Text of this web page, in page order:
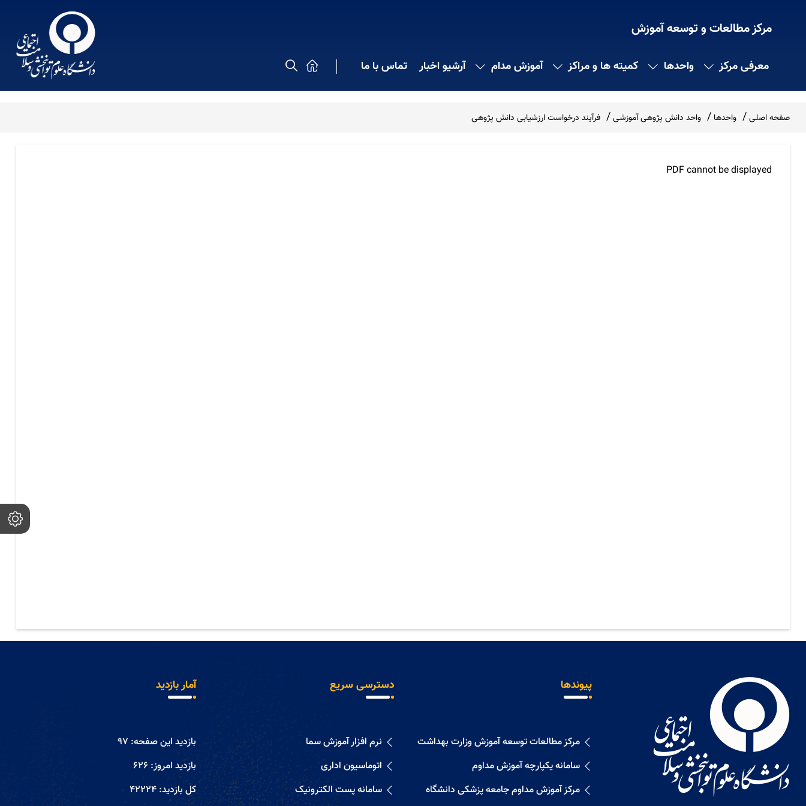
مرکز مطالعات و توسعه آموزش
معرفی مرکز واحدها کمیته ها و مراکز آموزش مدام آرشیو اخبار تماس با ما
صفحه اصلی واحدها واحد دانش پژوهی آموزشی فرآیند درخواست ارزشیابی دانش پژوهی
PDF cannot be displayed
پیوندها
مرکز مطالعات توسعه آموزش وزارت بهداشت
سامانه یکپارچه آموزش مداوم
مرکز آموزش مداوم جامعه پزشکی دانشگاه
دسترسی سریع
نرم افزار آموزش سما
اتوماسیون اداری
سامانه پست الکترونیک
آمار بازدید
بازدید این صفحه: 97
بازدید امروز: 626
کل بازدید: 42224